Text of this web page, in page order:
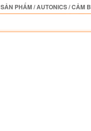
SẢN PHẨM/AUTONICS/CẢM